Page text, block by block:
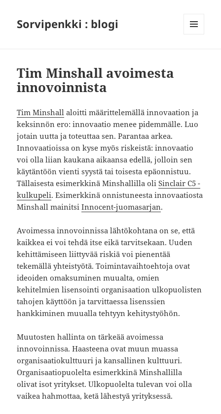
Sorvipenkki : blogi
Tim Minshall avoimesta
innovoinnista
Tim Minshall aloitti määrittelemällä innovaation ja
keksinnön ero: innovaatio menee pidemmälle. Luo
jotain uutta ja toteuttaa sen. Parantaa arkea.
Innovaatioissa on kyse myös riskeistä: innovaatio
voi olla liian kaukana aikaansa edellä, jolloin sen
käytäntöön vienti syystä tai toisesta epäonnistuu.
Tällaisesta esimerkkinä Minshallilla oliSinclair C5 -
kulkupeli. Esimerkkinä onnistuneesta innovaatiosta
Minshall mainitsiInnocent-juomasarjan.
Avoimessa innovoinnissa lähtökohtana on se, että
kaikkea ei voi tehdä itse eikä tarvitsekaan. Uuden
kehittämiseen liittyvää riskiä voi pienentää
tekemällä yhteistyötä. Toimintavaihtoehtoja ovat
ideoiden omaksuminen muualta, omien
kehitelmien lisensointi organisaation ulkopuolisten
tahojen käyttöön ja tarvittaessa lisenssien
hankkiminen muualla tehtyyn kehitystyöhön.
Muutosten hallinta on tärkeää avoimessa
innovoinnissa. Haasteena ovat muun muassa
organisaatiokulttuuri ja kansallinen kulttuuri.
Organisaatiopuolelta esimerkkinä Minshallilla
olivat isot yritykset. Ulkopuolelta tulevan voi olla
vaikea hahmottaa, ketä lähestyä yrityksessä.